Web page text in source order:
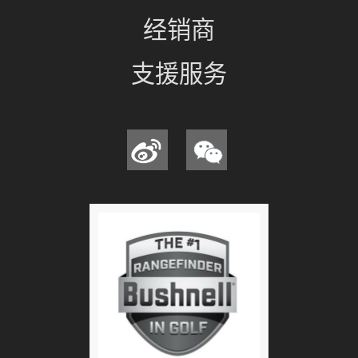
经销商
支援服务